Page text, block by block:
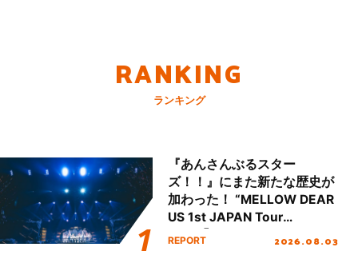
RANKING
ランキング
『あんさんぶるスター
ズ！！』にまた新たな歴史が
加わった！ “MELLOW DEAR
US 1st JAPAN Tour
Final「NICE to meet YOU
REPORT 2026.08.03